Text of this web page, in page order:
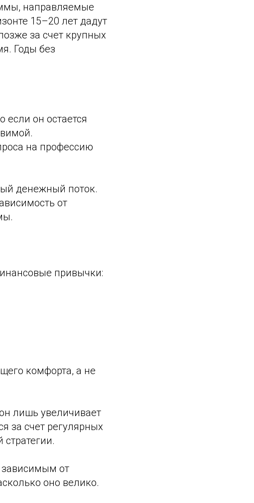
направляемые
15–20 лет дадут
за счет крупных
Годы без
если он остается
на профессию
денежный поток.
от
привычки:
комфорта, а не
лишь увеличивает
за счет регулярных
зависимым от
оно велико.